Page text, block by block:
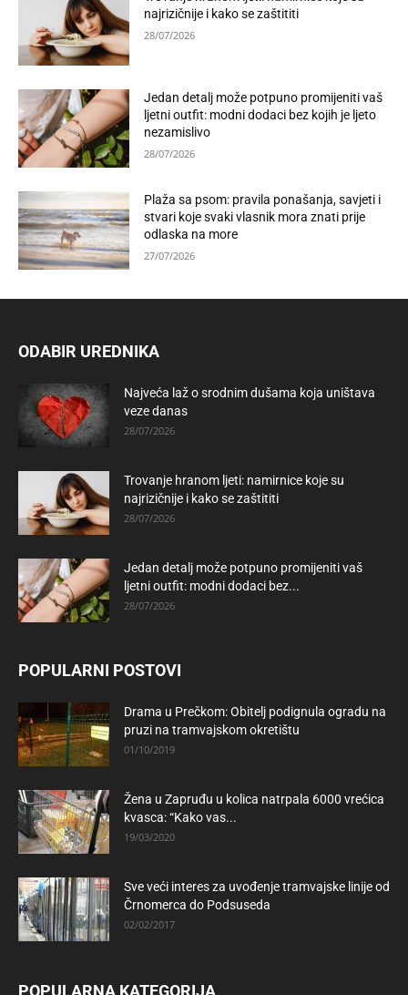
najrizičnije i kako se zaštititi
28/07/2026
Jedan detalj može potpuno promijeniti vaš
ljetni outfit: modni dodaci bez kojih je ljeto
nezamislivo
28/07/2026
Plaža sa psom: pravila ponašanja, savjeti i
stvari koje svaki vlasnik mora znati prije
odlaska na more
27/07/2026
ODABIR UREDNIKA
Najveća laž o srodnim dušama koja uništava
veze danas
28/07/2026
Trovanje hranom ljeti: namirnice koje su
najrizičnije i kako se zaštititi
28/07/2026
Jedan detalj može potpuno promijeniti vaš
ljetni outfit: modni dodaci bez...
28/07/2026
POPULARNI POSTOVI
Drama u Prečkom: Obitelj podignula ogradu na
pruzi na tramvajskom okretištu
01/10/2019
Žena u Zapruđu u kolica natrpala 6000 vrećica
kvasca: “Kako vas...
19/03/2020
Sve veći interes za uvođenje tramvajske linije od
Črnomerca do Podsuseda
02/02/2017
POPULARNA KATEGORIJA